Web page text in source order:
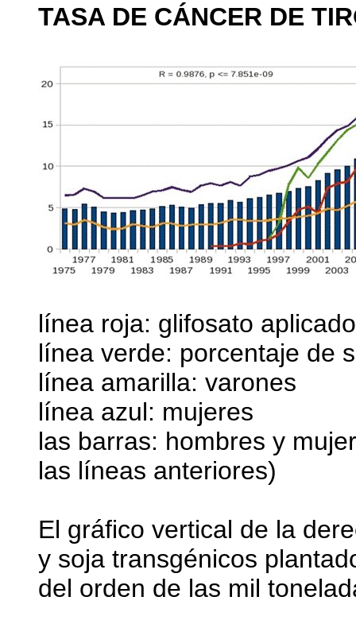
TASA DE CÁNCER DE
línea roja: glifosato
línea verde: porcentaje de
línea amarilla: varones
línea azul: mujeres
las barras: hombres y
las líneas anteriores)
El gráfico vertical de la
y soja transgénicos
del orden de las mil